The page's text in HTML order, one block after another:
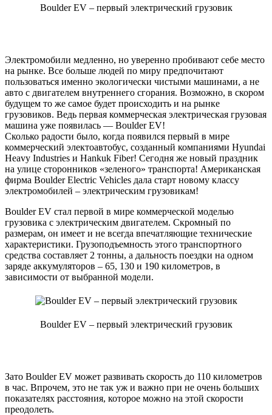
Boulder EV – первый электрический грузовик
Электромобили медленно, но уверенно пробивают себе место
на рынке. Все больше людей по миру предпочитают
пользоваться именно экологически чистыми машинами, а не
авто с двигателем внутреннего сгорания. Возможно, в скором
будущем то же самое будет происходить и на рынке
грузовиков. Ведь первая коммерческая электрическая грузовая
машина уже появилась — Boulder EV!
Сколько радости было, когда появился первый в мире
коммерческий электоавтобус, созданный компаниями Hyundai
Heavy Industries и Hankuk Fiber! Сегодня же новый праздник
на улице сторонников «зеленого» транспорта! Американская
фирма Boulder Electric Vehicles дала старт новому классу
электромобилей – электрическим грузовикам!
Boulder EV стал первой в мире коммерческой моделью
грузовика с электрическим двигателем. Скромный по
размерам, он имеет и не всегда впечатляющие технические
характеристики. Грузоподъемность этого транспортного
средства составляет 2 тонны, а дальность поездки на одном
заряде аккумуляторов – 65, 130 и 190 километров, в
зависимости от выбранной модели.
Boulder EV – первый электрический грузовик
Зато Boulder EV может развивать скорость до 110 километров
в час. Впрочем, это не так уж и важно при не очень больших
показателях расстояния, которое можно на этой скорости
преодолеть.